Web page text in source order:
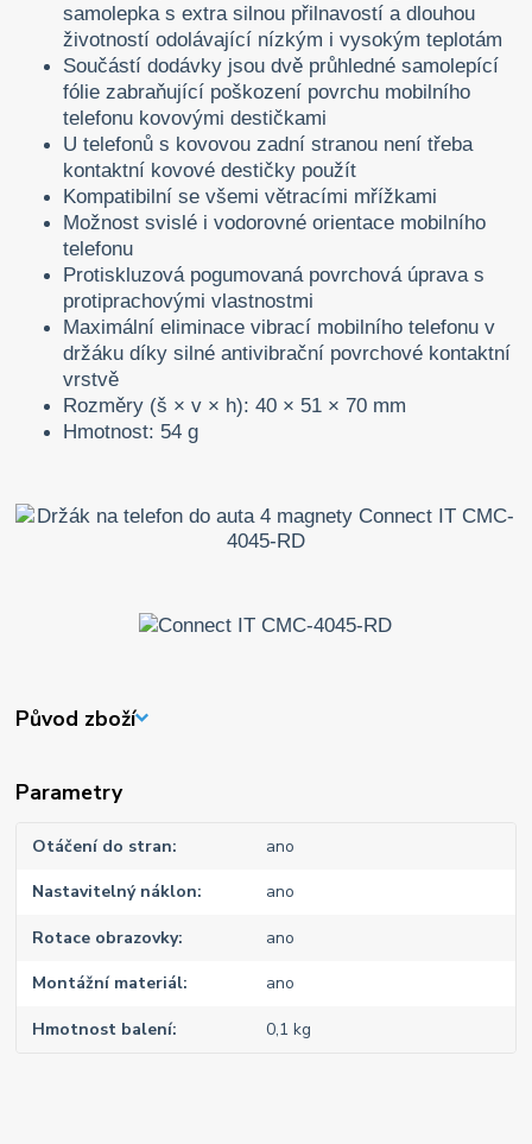
samolepka s extra silnou přilnavostí a dlouhou
životností odolávající nízkým i vysokým teplotám
Součástí dodávky jsou dvě průhledné samolepící
fólie zabraňující poškození povrchu mobilního
telefonu kovovými destičkami
U telefonů s kovovou zadní stranou není třeba
kontaktní kovové destičky použít
Kompatibilní se všemi větracími mřížkami
Možnost svislé i vodorovné orientace mobilního
telefonu
Protiskluzová pogumovaná povrchová úprava s
protiprachovými vlastnostmi
Maximální eliminace vibrací mobilního telefonu v
držáku díky silné antivibrační povrchové kontaktní
vrstvě
Rozměry (š × v × h): 40 × 51 × 70 mm
Hmotnost: 54 g
Původ zboží
Parametry
Otáčení do stran ano
Nastavitelný náklon ano
Rotace obrazovky ano
Montážní materiál ano
Hmotnost balení 0,1 kg